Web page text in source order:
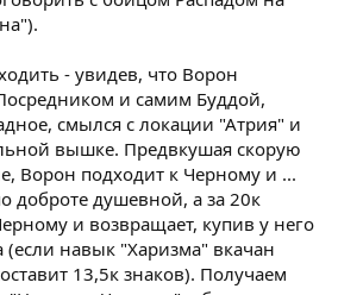
- увидев, что Ворон
и самим Буддой,
смылся с локации "Атрия" и
вышке. Предвкушая скорую
Ворон подходит к Черному и ...
доброте душевной, а за 20к
и возвращает, купив у него
(если навык "Харизма" вкачан
13,5к знаков). Получаем